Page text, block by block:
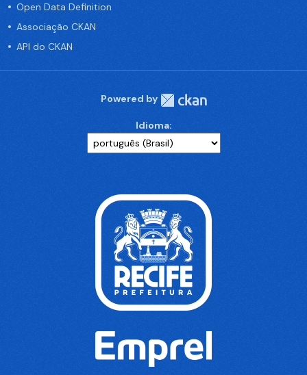
Open Data Definition
Associação CKAN
API do CKAN
Powered by
Idioma